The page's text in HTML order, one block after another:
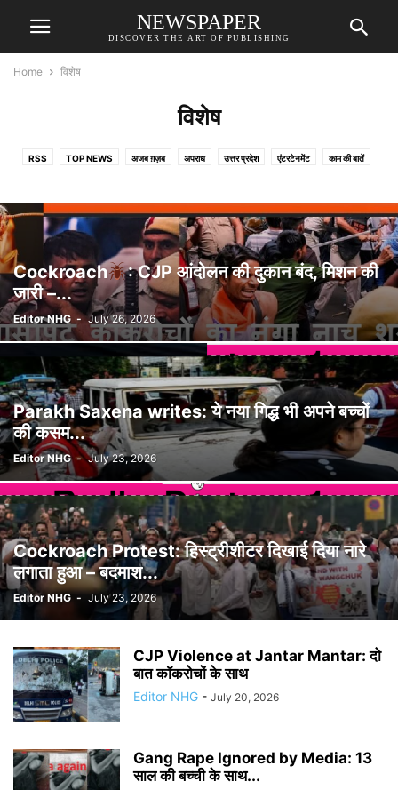
NEWSPAPER
DISCOVER THE ART OF PUBLISHING
Home विशेष
विशेष
RSS TOP NEWS अजब ग़ज़ब अपराध उत्तर प्रदेश एंटरटेनमेंट काम की बातें
Cockroach
: CJP आंदोलन की दुकान बंद, मिशन की
जारी –...
Editor NHG - July 26, 2026
Parakh Saxena writes: ये नया गिद्ध भी अपने बच्चों
की कसम...
Editor NHG - July 23, 2026
Cockroach Protest: हिस्ट्रीशीटर दिखाई दिया नारे
लगाता हुआ – बदमाश...
Editor NHG - July 23, 2026
CJP Violence at Jantar Mantar: दो
बात कॉकरोचों के साथ
Editor NHG - July 20, 2026
Gang Rape Ignored by Media: 13
साल की बच्ची के साथ...